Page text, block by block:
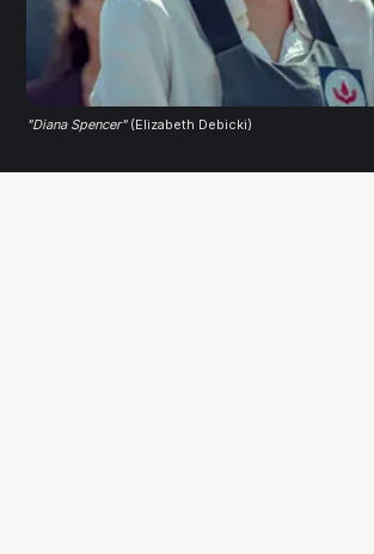
"Diana Spencer" (Elizabeth Debicki)